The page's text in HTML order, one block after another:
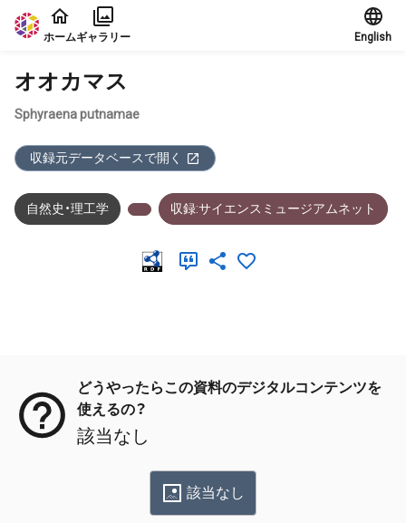
本文に飛ぶ
ホームギャラリー English
オオカマス
Sphyraena putnamae
収録元データベースで開く
自然史・理工学 収録:サイエンスミュージアムネット
どうやったらこの資料のデジタルコンテンツを
使えるの？
該当なし
該当なし